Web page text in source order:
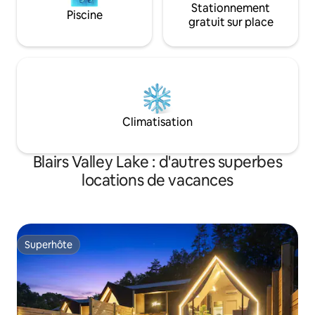
Piscine
Stationnement
gratuit sur place
Climatisation
Blairs Valley Lake : d'autres superbes
locations de vacances
Superhôte
Superhôte